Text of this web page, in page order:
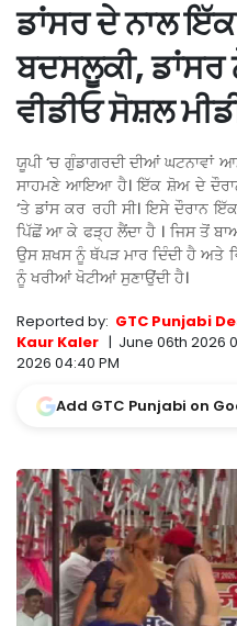
ਡਾਂਸਰ ਦੇ ਨਾਲ
ਬਦਸਲੂਕੀ,
ਵੀਡੀਓ ਸੋਸ਼ਲ
ਯੂਪੀ ‘ਚ ਗੁੰਡਾਗਰਦੀ ਦੀਆਂ ਘਟਨਾਵਾਂ
ਸਾਹਮਣੇ ਆਇਆ ਹੈ। ਇੱਕ ਸ਼ੋਅ ਦੇ ਦੌਰਾਨ
‘ਤੇ ਡਾਂਸ ਕਰ ਰਹੀ ਸੀ। ਇਸੇ ਦੌਰਾਨ
ਪਿੱਛੋਂ ਆ ਕੇ ਫੜ੍ਹ ਲੈਂਦਾ ਹੈ । ਜਿਸ ਤੋਂ
ਉਸ ਸ਼ਖਸ ਨੂੰ ਥੱਪੜ ਮਾਰ ਦਿੰਦੀ ਹੈ ਅਤੇ
ਨੂੰ ਖਰੀਆਂ ਖੋਟੀਆਂ ਸੁਣਾਉਂਦੀ ਹੈ।
Reported by: GTC Punjabi
Kaur Kaler | June 06th 2026
2026 04:40 PM
Add GTC Punjabi on